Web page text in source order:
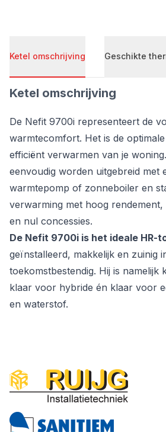
Ketel omschrijving Geschikte
Ketel omschrijving
De Nefit 9700i representeert de
warmtecomfort. Het is de
efficiënt verwarmen van je
eenvoudig worden uitgebreid met
warmtepomp of zonneboiler en
verwarming met hoog rendement,
en nul concessies.
De Nefit 9700i is het ideale HR-
geïnstalleerd, makkelijk en zuinig
toekomstbestendig. Hij is namelijk
klaar voor hybride én klaar voor
en waterstof.